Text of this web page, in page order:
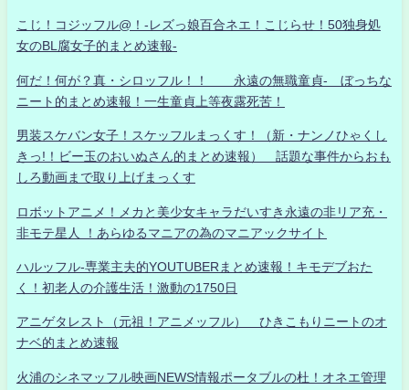
こじ！コジッフル@！-レズっ娘百合ネエ！こじらせ！50独身処
女のBL腐女子的まとめ速報-
何だ！何が？真・シロッフル！！ 永遠の無職童貞- ぼっちな
ニート的まとめ速報！一生童貞上等夜露死苦！
男装スケバン女子！スケッフルまっくす！（新・ナンノひゃくし
きっ!！ビー玉のおいぬさん的まとめ速報） 話題な事件からおも
しろ動画まで取り上げまっくす
ロボットアニメ！メカと美少女キャラだいすき永遠の非リア充・
非モテ星人 ！あらゆるマニアの為のマニアックサイト
ハルッフル-専業主夫的YOUTUBERまとめ速報！キモデブおた
く！初老人の介護生活！激動の1750日
アニゲタレスト（元祖！アニメッフル） ひきこもりニートのオ
ナベ的まとめ速報
火浦のシネマッフル映画NEWS情報ポータブルの杜！オネエ管理